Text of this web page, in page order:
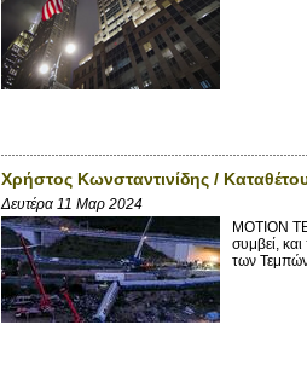
Χρήστος Κωνσταντινίδης /
Δευτέρα 11 Μαρ 2024
ΜΟΤΙΟΝ
συμβεί,
των